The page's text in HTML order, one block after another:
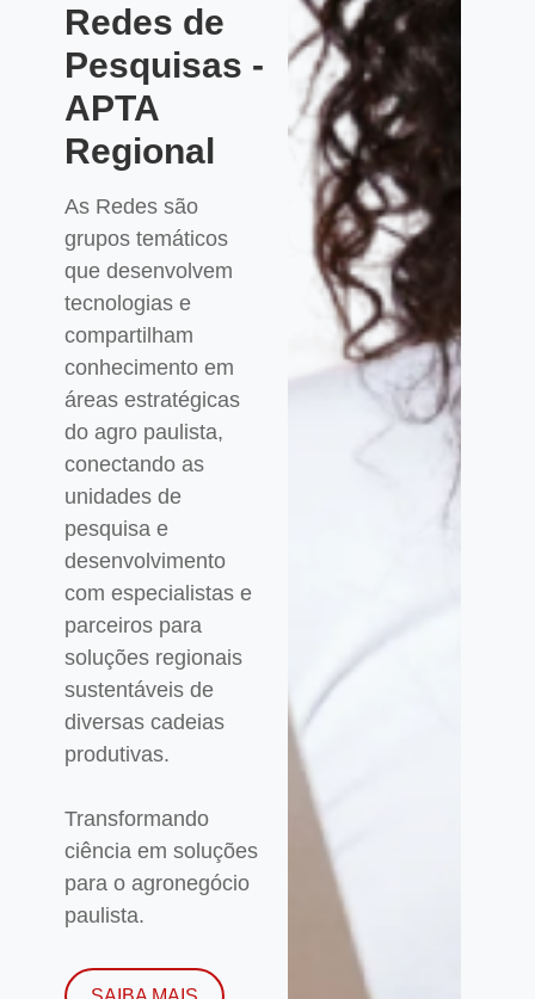
Redes de
Pesquisas -
APTA
Regional
As Redes são
grupos temáticos
que desenvolvem
tecnologias e
compartilham
conhecimento em
áreas estratégicas
do agro paulista,
conectando as
unidades de
pesquisa e
desenvolvimento
com especialistas e
parceiros para
soluções regionais
sustentáveis de
diversas cadeias
produtivas.
Transformando
ciência em soluções
para o agronegócio
paulista.